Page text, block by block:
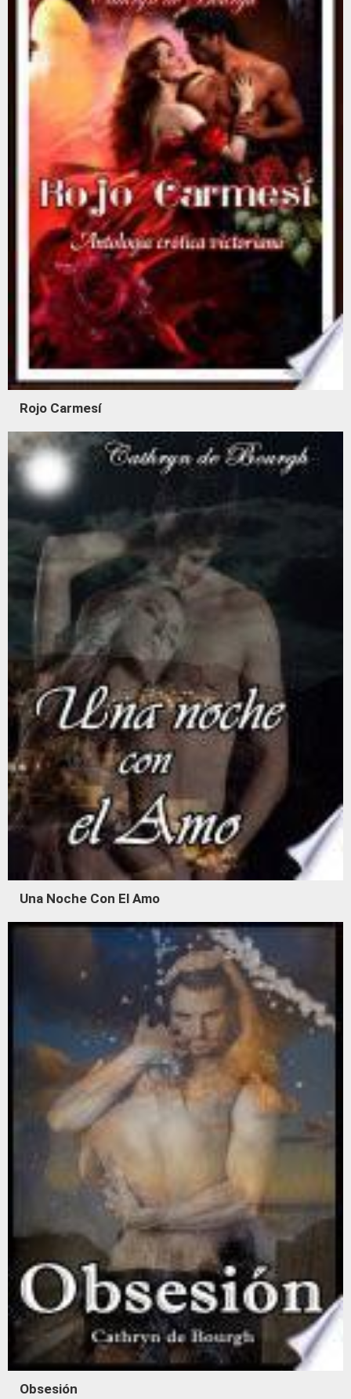
Rojo Carmesí
Una Noche Con El Amo
Obsesión